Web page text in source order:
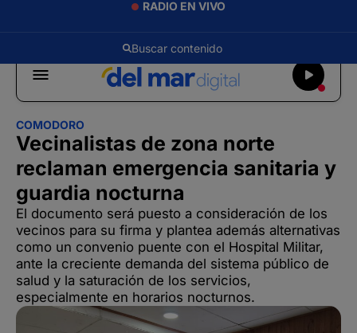
RADIO EN VIVO
COMODORO
Vecinalistas de zona norte
reclaman emergencia sanitaria y
guardia nocturna
El documento será puesto a consideración de los
vecinos para su firma y plantea además alternativas
como un convenio puente con el Hospital Militar,
ante la creciente demanda del sistema público de
salud y la saturación de los servicios,
especialmente en horarios nocturnos.